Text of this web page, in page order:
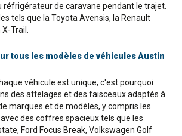
de caravane pendant le trajet.
tels que la Toyota Avensis, la Renault
X-Trail.
tous les modèles de véhicules Austin
véhicule est unique, c'est pourquoi
des attelages et des faisceaux adaptés à
marques et de modèles, y compris les
des coffres spacieux tels que les
Ford Focus Break, Volkswagen Golf